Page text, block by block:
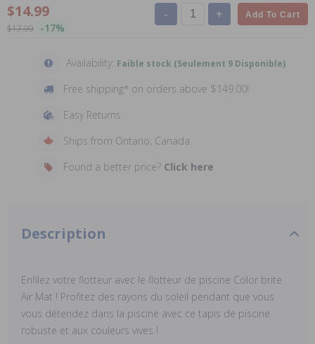
$14.99
$17.99 -17%
- + Add To Cart
Availability: Faible stock (Seulement 9 Disponible)
Free shipping* on orders above $149.00!
Easy Returns
Ships from Ontario, Canada
Found a better price? Click here
Description
Enfilez votre flotteur avec le flotteur de piscine Color brite
Air Mat ! Profitez des rayons du soleil pendant que vous
vous détendez dans la piscine avec ce tapis de piscine
robuste et aux couleurs vives !